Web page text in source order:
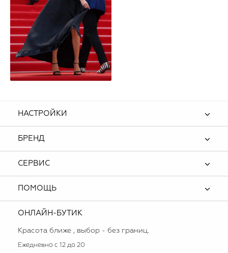
НАСТРОЙКИ
БРЕНД
СЕРВИС
ПОМОЩЬ
ОНЛАЙН-БУТИК
Красота ближе , выбор - без границ.
Ежедневно с 12 до 20